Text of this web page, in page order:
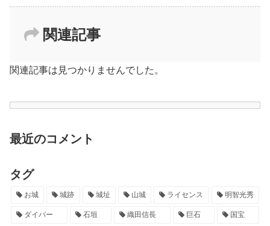
関連記事
関連記事は見つかりませんでした。
最近のコメント
タグ
お城 城跡 城址 山城 ライセンス 明智光秀
ダイバー 石垣 織田信長 巨石 国宝